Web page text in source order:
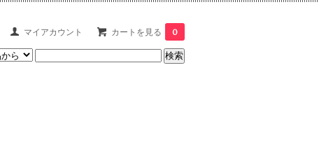
マイアカウント カートを見る 0